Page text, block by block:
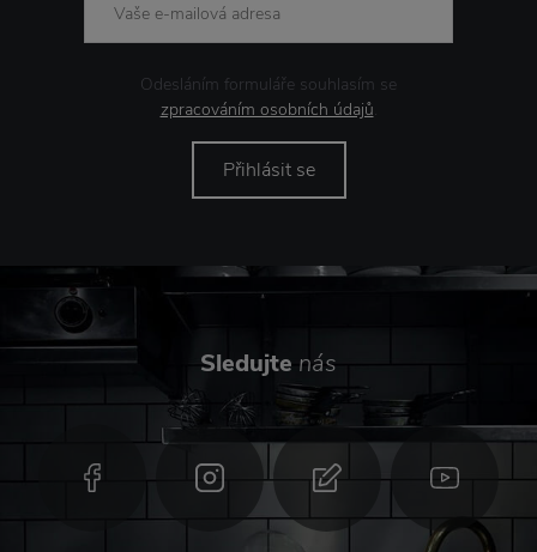
Odesláním formuláře souhlasím se
zpracováním osobních údajů.
Přihlásit se
Sledujte nás